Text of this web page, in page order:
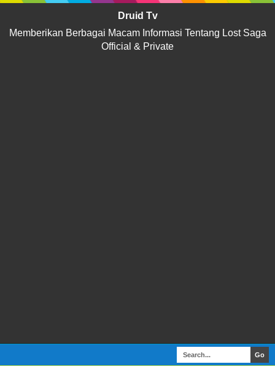
Druid Tv
Memberikan Berbagai Macam Informasi Tentang Lost Saga
Official & Private